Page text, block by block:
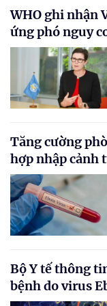
WHO ghi nhận
ứng phó nguy
Tăng cường
hợp nhập cảnh
Bộ Y tế thông
bệnh do virus